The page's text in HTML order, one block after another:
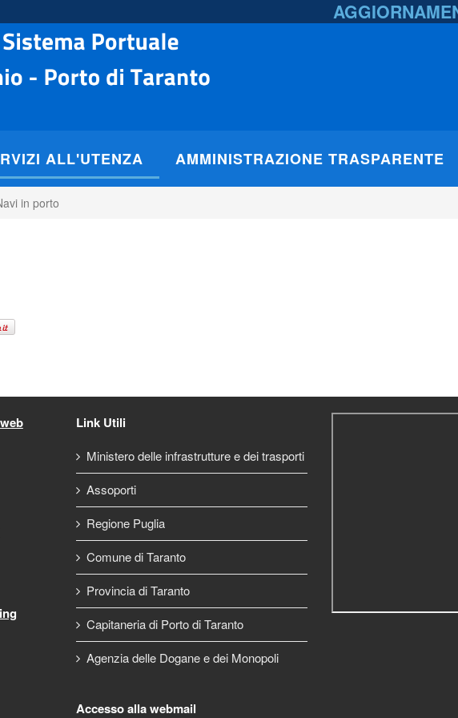
ALL'UTENZA AMMINISTRAZIONE TRASPARENTE
in porto
Link Utili
Ministero delle infrastrutture e dei trasporti
Assoporti
Regione Puglia
Comune di Taranto
Provincia di Taranto
Capitaneria di Porto di Taranto
Agenzia delle Dogane e dei Monopoli
Accesso alla webmail